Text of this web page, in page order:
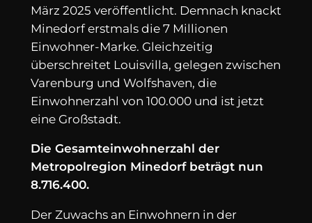
März 2025 veröffentlicht. Demnach knackt
Minedorf erstmals die 7 Millionen
Einwohner-Marke. Gleichzeitig
überschreitet Louisvilla, gelegen zwischen
Varenburg und Wolfshaven, die
Einwohnerzahl von 100.000 und ist jetzt
eine Großstadt.
Die Gesamteinwohnerzahl der
Metropolregion Minedorf beträgt nun
8.716.400.
Der Zuwachs an Einwohnern in der